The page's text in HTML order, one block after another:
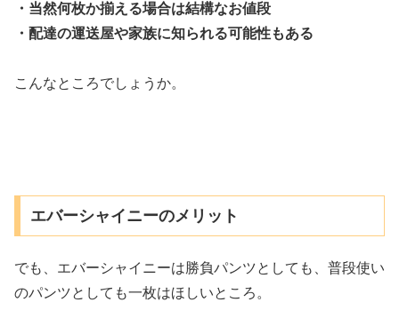
・当然何枚か揃える場合は結構なお値段
・配達の運送屋や家族に知られる可能性もある
こんなところでしょうか。
エバーシャイニーのメリット
でも、エバーシャイニーは勝負パンツとしても、普段使い
のパンツとしても一枚はほしいところ。